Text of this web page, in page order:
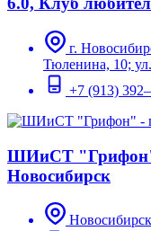
г.
Тюленина, 10;
+7 (913)
ШИиСТ "Грифон"
Новосибирск